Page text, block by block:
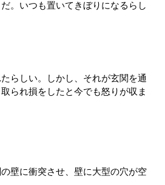
。いつも置いてきぼりになるらし
らしい。しかし、それが玄関を通
られ損をしたと今でも怒りが収ま
壁に衝突させ、壁に大型の穴が空